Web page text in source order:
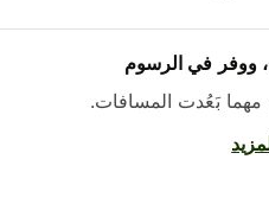
في الرسوم
بَعُدت المسافات.